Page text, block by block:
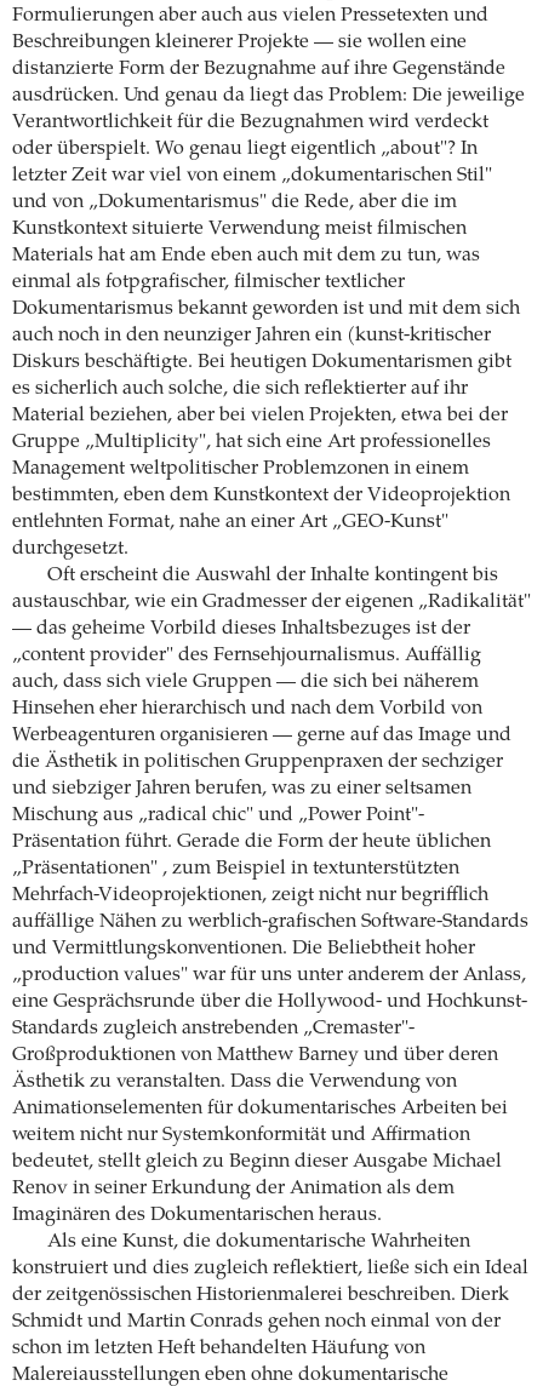
Formulierungen aber auch aus vielen Pressetexten und
Beschreibungen kleinerer Projekte — sie wollen eine
distanzierte Form der Bezugnahme auf ihre Gegenstände
ausdrücken. Und genau da liegt das Problem: Die jeweilige
Verantwortlichkeit für die Bezugnahmen wird verdeckt
oder überspielt. Wo genau liegt eigentlich „about"? In
letzter Zeit war viel von einem „dokumentarischen Stil"
und von „Dokumentarismus" die Rede, aber die im
Kunstkontext situierte Verwendung meist filmischen
Materials hat am Ende eben auch mit dem zu tun, was
einmal als fotpgrafischer, filmischer textlicher
Dokumentarismus bekannt geworden ist und mit dem sich
auch noch in den neunziger Jahren ein (kunst-kritischer
Diskurs beschäftigte. Bei heutigen Dokumentarismen gibt
es sicherlich auch solche, die sich reflektierter auf ihr
Material beziehen, aber bei vielen Projekten, etwa bei der
Gruppe „Multiplicity", hat sich eine Art professionelles
Management weltpolitischer Problemzonen in einem
bestimmten, eben dem Kunstkontext der Videoprojektion
entlehnten Format, nahe an einer Art „GEO-Kunst"
durchgesetzt.
Oft erscheint die Auswahl der Inhalte kontingent bis
austauschbar, wie ein Gradmesser der eigenen „Radikalität"
— das geheime Vorbild dieses Inhaltsbezuges ist der
„content provider" des Fernsehjournalismus. Auffällig
auch, dass sich viele Gruppen — die sich bei näherem
Hinsehen eher hierarchisch und nach dem Vorbild von
Werbeagenturen organisieren — gerne auf das Image und
die Ästhetik in politischen Gruppenpraxen der sechziger
und siebziger Jahren berufen, was zu einer seltsamen
Mischung aus „radical chic" und „Power Point"-
Präsentation führt. Gerade die Form der heute üblichen
„Präsentationen" , zum Beispiel in textunterstützten
Mehrfach-Videoprojektionen, zeigt nicht nur begrifflich
auffällige Nähen zu werblich-grafischen Software-Standards
und Vermittlungskonventionen. Die Beliebtheit hoher
„production values" war für uns unter anderem der Anlass,
eine Gesprächsrunde über die Hollywood- und Hochkunst-
Standards zugleich anstrebenden „Cremaster"-
Großproduktionen von Matthew Barney und über deren
Ästhetik zu veranstalten. Dass die Verwendung von
Animationselementen für dokumentarisches Arbeiten bei
weitem nicht nur Systemkonformität und Affirmation
bedeutet, stellt gleich zu Beginn dieser Ausgabe Michael
Renov in seiner Erkundung der Animation als dem
Imaginären des Dokumentarischen heraus.
Als eine Kunst, die dokumentarische Wahrheiten
konstruiert und dies zugleich reflektiert, ließe sich ein Ideal
der zeitgenössischen Historienmalerei beschreiben. Dierk
Schmidt und Martin Conrads gehen noch einmal von der
schon im letzten Heft behandelten Häufung von
Malereiausstellungen eben ohne dokumentarische